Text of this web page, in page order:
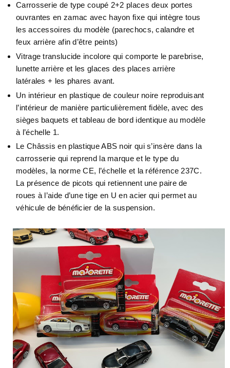
Carrosserie de type coupé 2+2 places deux portes
ouvrantes en zamac avec hayon fixe qui intègre tous
les accessoires du modèle (parechocs, calandre et
feux arrière afin d’être peints)
Vitrage translucide incolore qui comporte le parebrise,
lunette arrière et les glaces des places arrière
latérales + les phares avant.
Un intérieur en plastique de couleur noire reproduisant
l’intérieur de manière particulièrement fidèle, avec des
sièges baquets et tableau de bord identique au modèle
à l’échelle 1.
Le Châssis en plastique ABS noir qui s’insère dans la
carrosserie qui reprend la marque et le type du
modèles, la norme CE, l’échelle et la référence 237C.
La présence de picots qui retiennent une paire de
roues à l’aide d’une tige en U en acier qui permet au
véhicule de bénéficier de la suspension.